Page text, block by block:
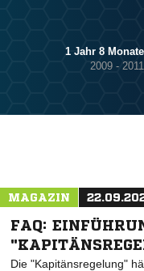
1 Jahr 8 Monate
2009 - 2011
MAGAZIN
FAQ:
Die "Kapitänsregelung"